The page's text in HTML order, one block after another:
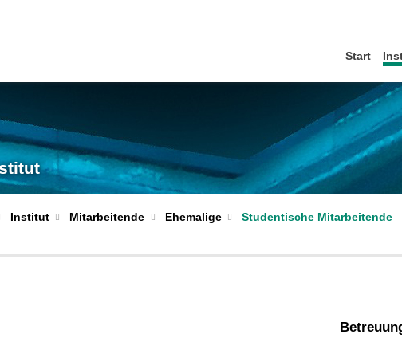
Start
Institut Mitarbeitende Ehemalige Studentische Mitarbeitende